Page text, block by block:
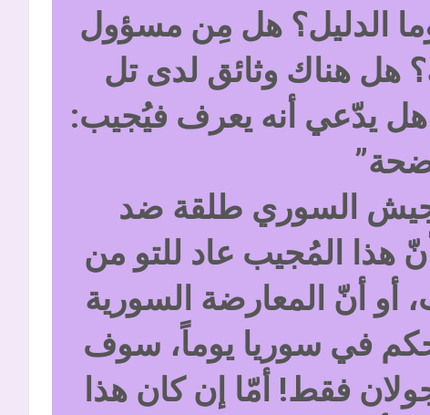
الدليل؟ هل مِن مسؤول
هل هناك وثائق لدى تل
يدّعي أنه يعرف فيُجيب:
السوري طلقة ضد
1973″، وكأنّ هذا المُجيب عاد للتو من
أو أنّ المعارضة السورية
في سوريا يوماً، سوف
فقط! أمّا إن كان هذا